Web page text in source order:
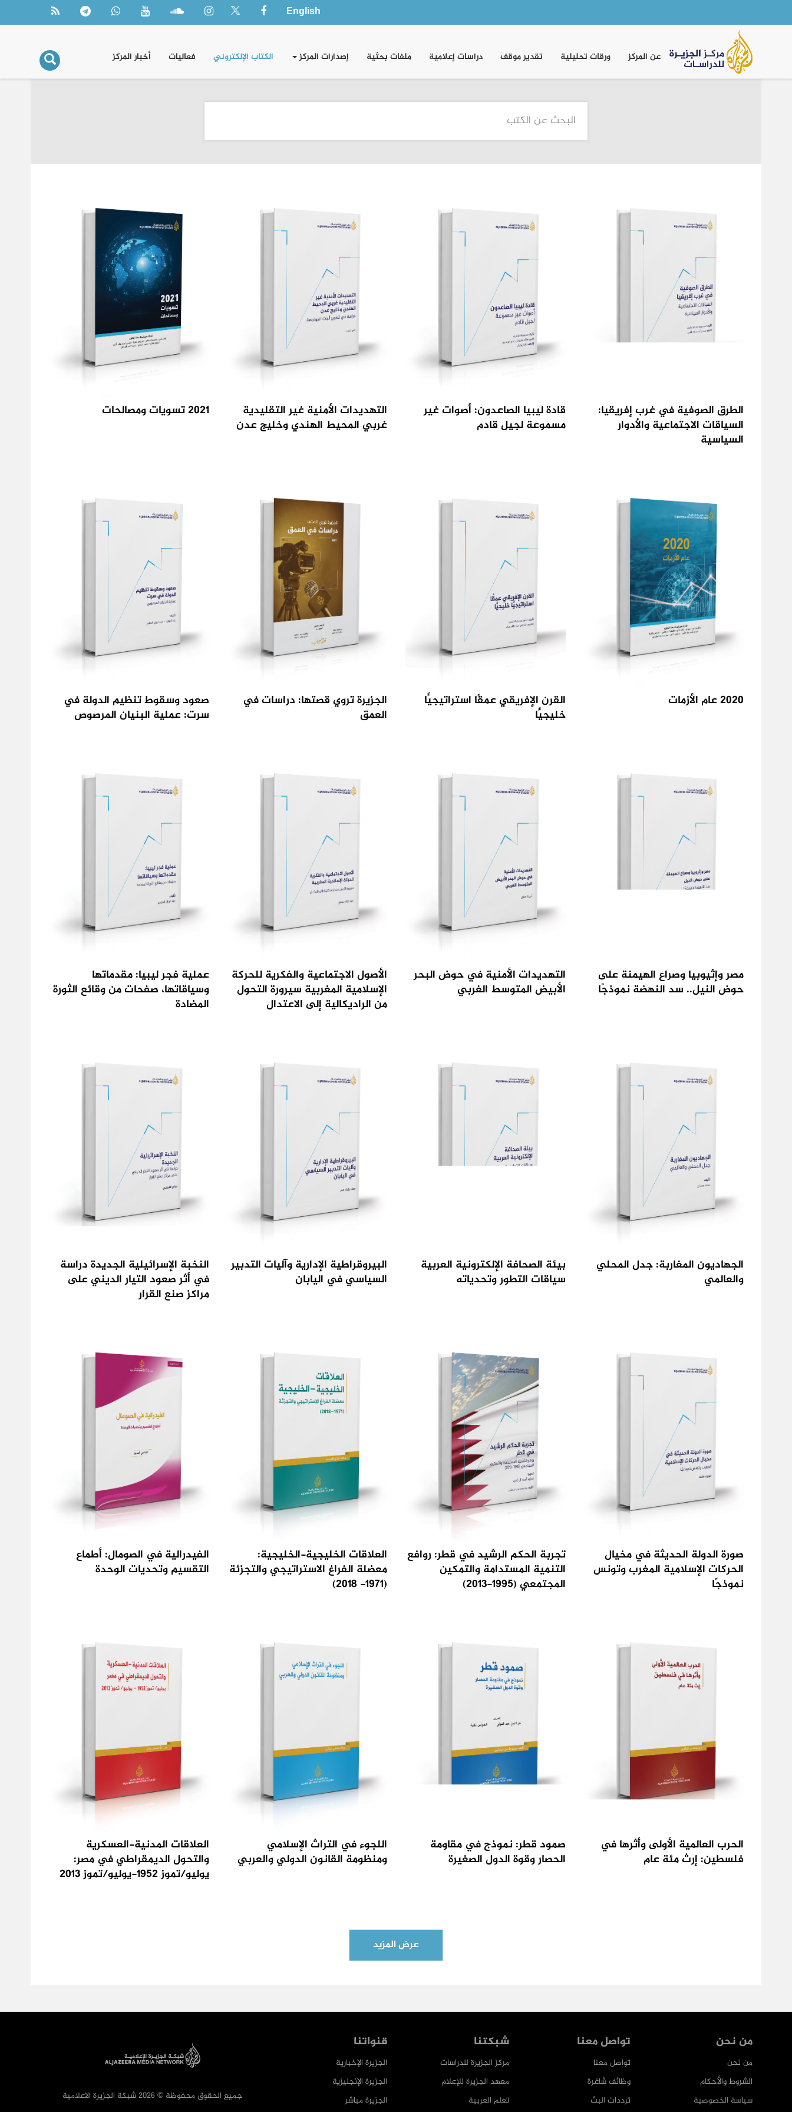
English
Main
navigation عن المركز ورقات تحليلية تقدير موقف دراسات إعلامية ملفات بحثية إصدارات المركز الكتاب الإلكتروني فعاليات أخبار المركز
الطرق الصوفية في غرب إفريقيا:
السياقات الاجتماعية والأدوار
السياسية
قادة ليبيا الصاعدون: أصوات غير
مسموعة لجيل قادم
التهديدات الأمنية غير التقليدية
غربي المحيط الهندي وخليج عدن
2021 تسويات ومصالحات
2020 عام الأزمات
القرن الإفريقي عمقًا استراتيجيًّا
خليجيًّا
الجزيرة تروي قصتها: دراسات في
العمق
صعود وسقوط تنظيم الدولة في
سرت: عملية البنيان المرصوص
مصر وإثيوبيا وصراع الهيمنة على
حوض النيل.. سد النهضة نموذجًا
التهديدات الأمنية في حوض البحر
الأبيض المتوسط الغربي
الأصول الاجتماعية والفكرية للحركة
الإسلامية المغربية سيرورة التحول
من الراديكالية إلى الاعتدال
عملية فجر ليبيا: مقدماتها
وسياقاتها، صفحات من وقائع الثورة
المضادة
الجهاديون المغاربة: جدل المحلي
والعالمي
بيئة الصحافة الإلكترونية العربية
سياقات التطور وتحدياته
البيروقراطية الإدارية وآليات التدبير
السياسي في اليابان
النخبة الإسرائيلية الجديدة دراسة
في أثر صعود التيار الديني على
مراكز صنع القرار
صورة الدولة الحديثة في مخيال
الحركات الإسلامية المغرب وتونس
نموذجًا
تجربة الحكم الرشيد في قطر: روافع
التنمية المستدامة والتمكين
المجتمعي (1995-2013)
العلاقات الخليجية-الخليجية:
معضلة الفراغ الاستراتيجي والتجزئة
(1971- 2018)
الفيدرالية في الصومال: أطماع
التقسيم وتحديات الوحدة
الحرب العالمية الأولى وأثرها في
فلسطين: إرث مئة عام
صمود قطر: نموذج في مقاومة
الحصار وقوة الدول الصغيرة
اللجوء في التراث الإسلامي
ومنظومة القانون الدولي والعربي
العلاقات المدنية-العسكرية
والتحول الديمقراطي في مصر:
يوليو/تموز 1952-يوليو/تموز 2013
عرض المزيد
من نحن
من نحن
الشروط والأحكام
سياسة الخصوصية
تواصل معنا
تواصل معنا
وظائف شاغرة
ترددات البث
شبكتنا
مركز الجزيرة للدراسات
معهد الجزيرة للإعلام
تعلم العربية
قنواتنا
الجزيرة الإخبارية
الجزيرة الإنجليزية
الجزيرة مباشر
جميع الحقوق محفوظة © 2026 شبكة الجزيرة الاعلامية